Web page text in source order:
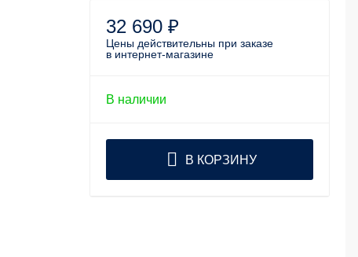
32 690 ₽
Цены действительны при заказе
в интернет-магазине
В наличии
В КОРЗИНУ